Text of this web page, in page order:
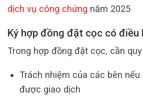
dịch vụ công chứng năm 2025
Ký hợp đồng đặt cọc có điều
Trong hợp đồng đặt cọc, cần
Trách nhiệm của các bên
được giao dịch